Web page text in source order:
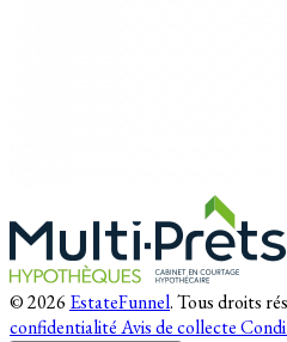
© 2026 EstateFunnel. Tous droits
confidentialitéAvis de collecte